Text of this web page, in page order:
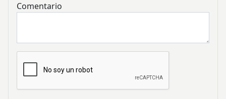
Comentario